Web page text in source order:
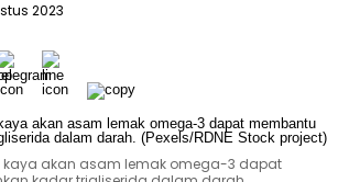
2023
kaya akan asam lemak omega-3 dapat